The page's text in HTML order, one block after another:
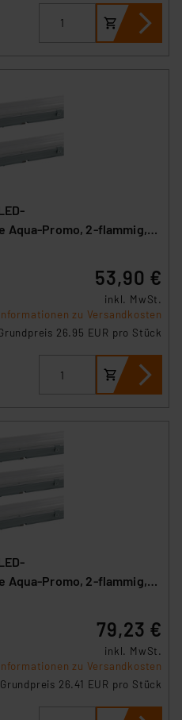
Aqua-Promo, 2-flammig,
53,90 €
inkl. MwSt.
zu Versandkosten
26.95 EUR pro Stück
Aqua-Promo, 2-flammig,
79,23 €
inkl. MwSt.
zu Versandkosten
Grundpreis 26.41 EUR pro Stück